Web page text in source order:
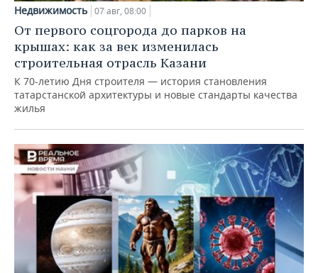
Недвижимость 07 авг, 08:00
От первого соцгорода до парков на
крышах: как за век изменилась
строительная отрасль Казани
К 70-летию Дня строителя — история становления
татарстанской архитектуры и новые стандарты качества
жилья